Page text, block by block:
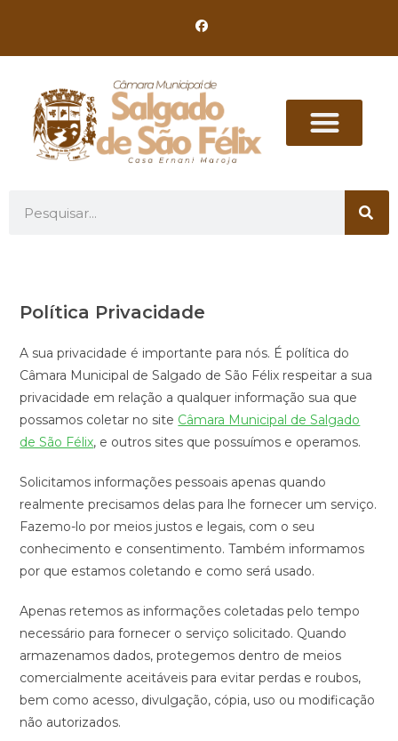
Política Privacidade
A sua privacidade é importante para nós. É política do
Câmara Municipal de Salgado de São Félix respeitar a sua
privacidade em relação a qualquer informação sua que
possamos coletar no site Câmara Municipal de Salgado
de São Félix, e outros sites que possuímos e operamos.
Solicitamos informações pessoais apenas quando
realmente precisamos delas para lhe fornecer um serviço.
Fazemo-lo por meios justos e legais, com o seu
conhecimento e consentimento. Também informamos
por que estamos coletando e como será usado.
Apenas retemos as informações coletadas pelo tempo
necessário para fornecer o serviço solicitado. Quando
armazenamos dados, protegemos dentro de meios
comercialmente aceitáveis ​​para evitar perdas e roubos,
bem como acesso, divulgação, cópia, uso ou modificação
não autorizados.